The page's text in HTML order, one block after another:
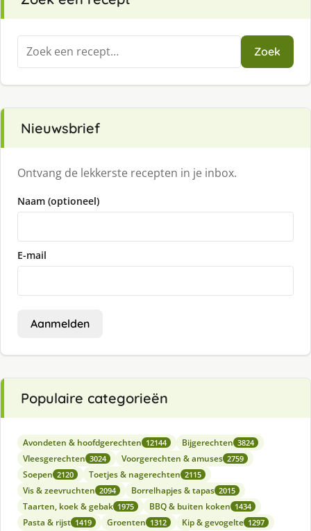
Zoeken
naar:
Zoek
Nieuwsbrief
Ontvang de lekkerste recepten in je inbox.
Naam (optioneel)
E-mail
Aanmelden
Populaire categorieën
Avondeten & hoofdgerechten 12144 Bijgerechten 3824
Vleesgerechten 3024 Voorgerechten & amuses 2759
Soepen 2120 Toetjes & nagerechten 2115
Vis & zeevruchten 2094 Borrelhapjes & tapas 2015
Taarten, koek & gebak 1975 BBQ & buiten koken 1434
Pasta & rijst 1419 Groenten 1312 Kip & gevogelte 1297